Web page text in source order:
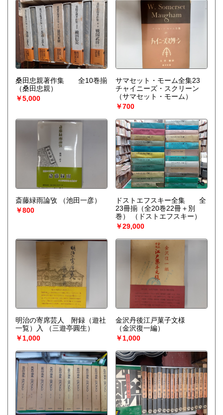
桑田忠親著作集 全10巻揃
（桑田忠親）
￥5,000
サマセット・モーム全集23
チャイニーズ・スクリーン
（サマセット・モーム）
￥700
斎藤緑雨論攷
（池田一彦）
￥800
ドストエフスキー全集 全
23冊揃（全20巻22冊＋別
巻）
（ドストエフスキー）
￥29,000
明治の寄席芸人 附録（遊社
一覧）入
（三遊亭圓生）
￥1,000
金沢丹後江戸菓子文様
（金沢復一編）
￥1,000